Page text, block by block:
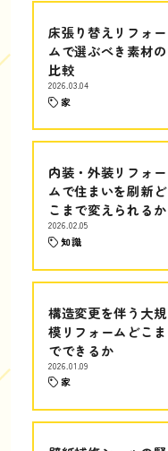
床張り替えリフォー
ムで選ぶべき素材の
比較
2026.03.04
家
内装・外装リフォー
ムで住まいを刷新ど
こまで変えられるか
2026.02.05
知識
構造変更を伴う大規
模リフォームどこま
でできるか
2026.01.09
家